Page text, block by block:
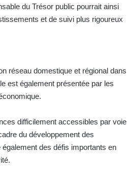
du Trésor public pourrait ainsi
et de suivi plus rigoureux
réseau domestique et régional dans
est également présentée par les
difficilement accessibles par voie
du développement des
des défis importants en